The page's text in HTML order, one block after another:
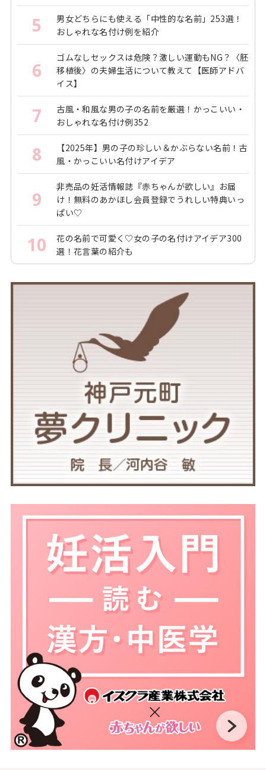
5
男女どちらにも使える「中性的な名前」253選！
おしゃれな名付け例を紹介
6
ゴムなしセックスは危険？激しい運動もNG？〈胚
移植後〉の夫婦生活について教えて【医師アドバ
イス】
7
古風・和風な男の子の名前を厳選！かっこいい・
おしゃれな名付け例352
8
【2025年】男の子の珍しい＆かぶらない名前！古
風・かっこいい名付けアイデア
9
非売品の妊活情報誌『赤ちゃんが欲しい』お届
け！無料のあかほし会員登録でうれしい特典いっ
ぱい♡
10
花の名前で可愛く♡女の子の名付けアイデア300
選！花言葉の紹介も